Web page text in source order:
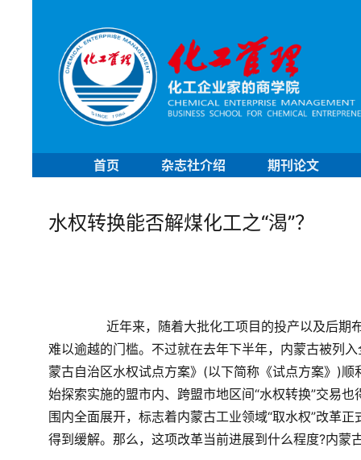
首页 杂志社介绍 期刊论文
水权转换能否解煤化工之“渴”？
难以逾越的门槛。不过就在去年下半年，内蒙古被列
蒙古自治区水权试点方案》(以下简称《试点方案》)
始探索实施的盟市内、跨盟市地区间“水权转换”交易
围内全面展开，标志着内蒙古工业领域“取水权”改革
得到缓解。那么，这项改革当前进展到什么程度?内